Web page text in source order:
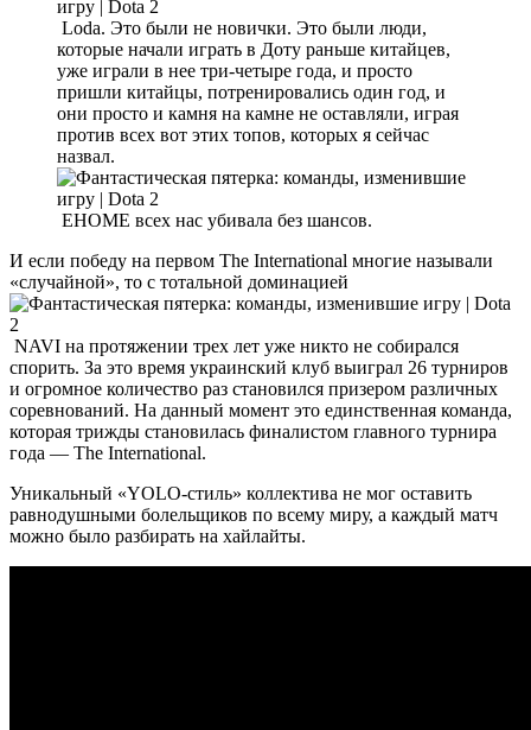
Loda. Это были не новички. Это были люди,
которые начали играть в Доту раньше китайцев,
уже играли в нее три-четыре года, и просто
пришли китайцы, потренировались один год, и
они просто и камня на камне не оставляли, играя
против всех вот этих топов, которых я сейчас
назвал.
EHOME всех нас убивала без шансов.
И если победу на первом The International многие называли
«случайной», то с тотальной доминацией
NAVI на протяжении трех лет уже никто не собирался
спорить. За это время украинский клуб выиграл 26 турниров
и огромное количество раз становился призером различных
соревнований. На данный момент это единственная команда,
которая трижды становилась финалистом главного турнира
года — The International.
Уникальный «YOLO-стиль» коллектива не мог оставить
равнодушными болельщиков по всему миру, а каждый матч
можно было разбирать на хайлайты.